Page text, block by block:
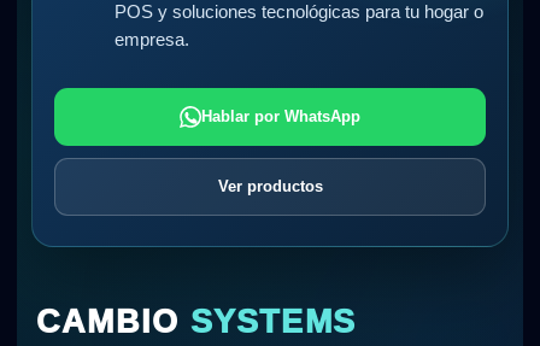
POS y soluciones tecnológicas para tu hogar o
empresa.
Hablar por WhatsApp
Ver productos
CAMBIO SYSTEMS